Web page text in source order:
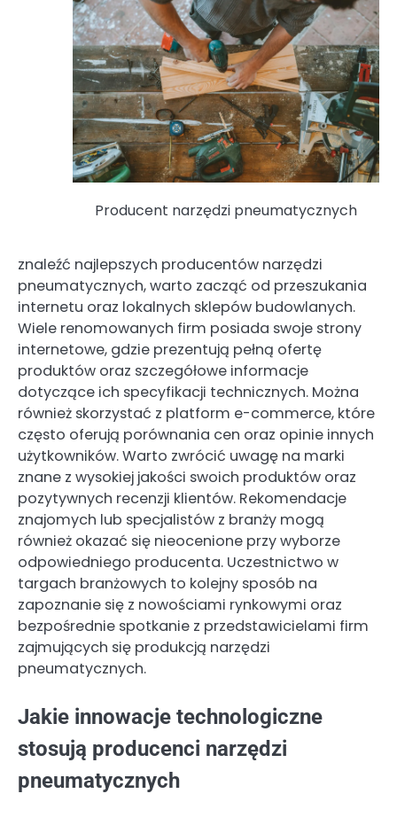
Producent narzędzi pneumatycznych
znaleźć najlepszych producentów narzędzi
pneumatycznych, warto zacząć od przeszukania
internetu oraz lokalnych sklepów budowlanych.
Wiele renomowanych firm posiada swoje strony
internetowe, gdzie prezentują pełną ofertę
produktów oraz szczegółowe informacje
dotyczące ich specyfikacji technicznych. Można
również skorzystać z platform e-commerce, które
często oferują porównania cen oraz opinie innych
użytkowników. Warto zwrócić uwagę na marki
znane z wysokiej jakości swoich produktów oraz
pozytywnych recenzji klientów. Rekomendacje
znajomych lub specjalistów z branży mogą
również okazać się nieocenione przy wyborze
odpowiedniego producenta. Uczestnictwo w
targach branżowych to kolejny sposób na
zapoznanie się z nowościami rynkowymi oraz
bezpośrednie spotkanie z przedstawicielami firm
zajmujących się produkcją narzędzi
pneumatycznych.
Jakie innowacje technologiczne
stosują producenci narzędzi
pneumatycznych